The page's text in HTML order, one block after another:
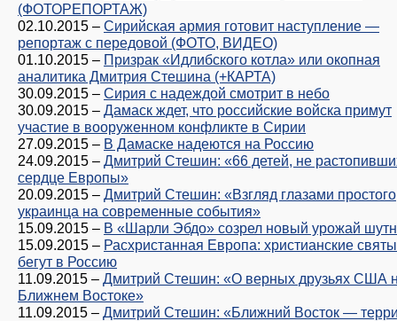
(ФОТОРЕПОРТАЖ)
02.10.2015 – Сирийская армия готовит наступление —
репортаж с передовой (ФОТО, ВИДЕО)
01.10.2015 – Призрак «Идлибского котла» или окопная
аналитика Дмитрия Стешина (+КАРТА)
30.09.2015 – Сирия с надеждой смотрит в небо
30.09.2015 – Дамаск ждет, что российские войска примут
участие в вооруженном конфликте в Сирии
27.09.2015 – В Дамаске надеются на Россию
24.09.2015 – Дмитрий Стешин: «66 детей, не
сердце Европы»
20.09.2015 – Дмитрий Стешин: «Взгляд глазами простого
украинца на современные события»
15.09.2015 – В «Шарли Эбдо» созрел новый урожай
15.09.2015 – Расхристанная Европа: христианские
бегут в Россию
11.09.2015 – Дмитрий Стешин: «О верных друзьях США
Ближнем Востоке»
11.09.2015 – Дмитрий Стешин: «Ближний Восток —